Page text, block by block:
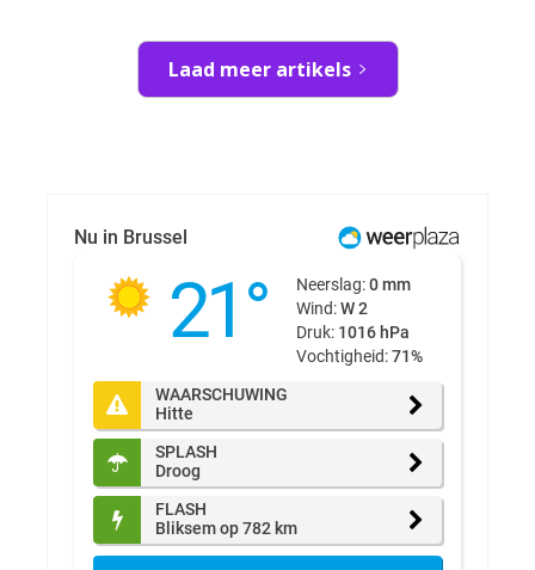
Laad meer artikels